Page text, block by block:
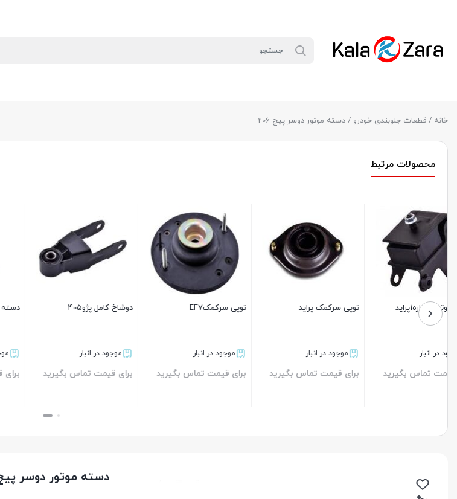
خانه / قطعات جلوبندی خودرو / دسته موتور دوسر پیچ 206
محصولات مرتبط
توپی سرکمکEF7
موجود در انبار
برای قیمت تماس بگیرید
دوشاخ کامل پژو405
موجود در انبار
برای قیمت تماس بگیرید
دسته موتور شماره2پرايد
موجود در انبار
برای قیمت تماس بگیرید
دوشاخ کامل پژو 206
ناموجود
تومان107,000
دسته موتور دوسر پیچ